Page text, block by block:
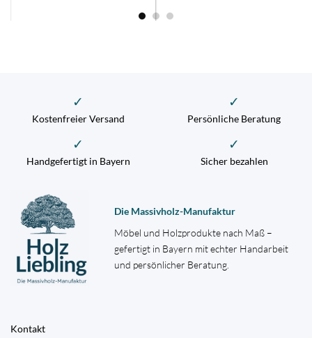
✓
Kostenfreier Versand
✓
Persönliche Beratung
✓
Handgefertigt in Bayern
✓
Sicher bezahlen
Die Massivholz-Manufaktur
Möbel und Holzprodukte nach Maß –
gefertigt in Bayern mit echter Handarbeit
und persönlicher Beratung.
Kontakt